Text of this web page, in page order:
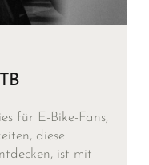
für E-Bike-Fans,
diese
ist mit